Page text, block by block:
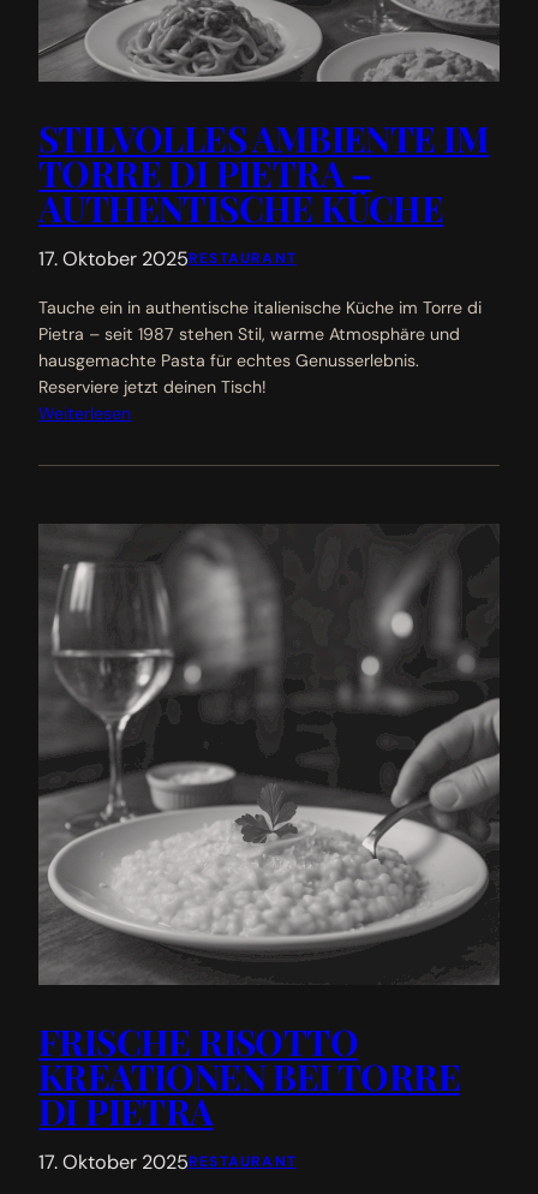
STILVOLLES AMBIENTE IM
TORRE DI PIETRA –
AUTHENTISCHE KÜCHE
17. Oktober 2025RESTAURANT
Tauche ein in authentische italienische Küche im Torre di
Pietra – seit 1987 stehen Stil, warme Atmosphäre und
hausgemachte Pasta für echtes Genusserlebnis.
Reserviere jetzt deinen Tisch!
Weiterlesen
FRISCHE RISOTTO
KREATIONEN BEI TORRE
DI PIETRA
17. Oktober 2025RESTAURANT